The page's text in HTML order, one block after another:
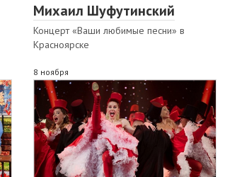
Михаил Шуфутинский
Концерт «Ваши любимые песни» в
Красноярске
8 ноября